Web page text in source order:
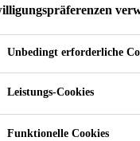
Hakofelt T-200
unverrottbar
hohe
Unbedingt erforderliche
Leistungs-Cookies
Funktionelle Cookies